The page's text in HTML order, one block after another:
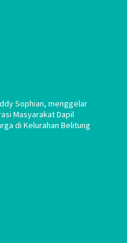
Sophian, menggelar
Masyarakat Dapil
di Kelurahan Belitung